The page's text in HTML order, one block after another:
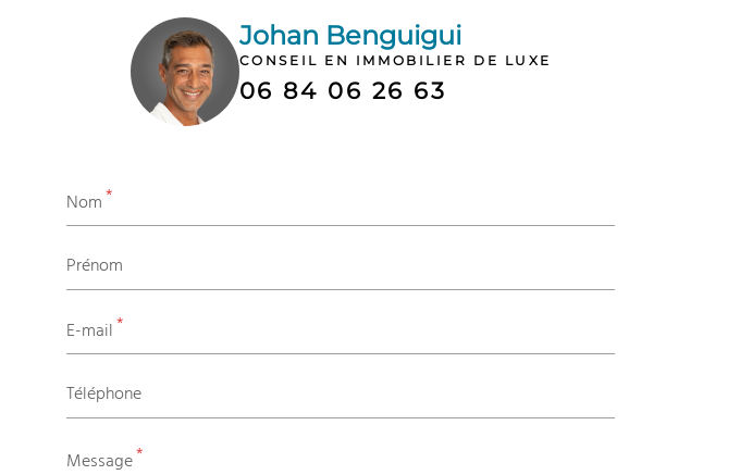
Johan Benguigui
CONSEIL EN IMMOBILIER DE LUXE
06 84 06 26 63
Nom*
Prénom
E-mail*
Téléphone
Message*